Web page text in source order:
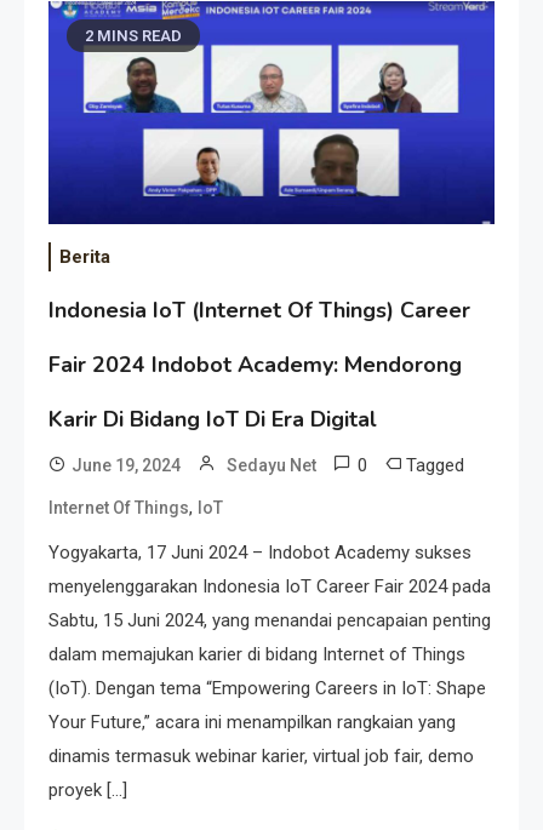
2 MINS READ
Berita
Indonesia IoT (Internet Of Things) Career
Fair 2024 Indobot Academy: Mendorong
Karir Di Bidang IoT Di Era Digital
June 19, 2024 Sedayu Net 0 Tagged
Internet Of Things, IoT
Yogyakarta, 17 Juni 2024 – Indobot Academy sukses
menyelenggarakan Indonesia IoT Career Fair 2024 pada
Sabtu, 15 Juni 2024, yang menandai pencapaian penting
dalam memajukan karier di bidang Internet of Things
(IoT). Dengan tema “Empowering Careers in IoT: Shape
Your Future,” acara ini menampilkan rangkaian yang
dinamis termasuk webinar karier, virtual job fair, demo
proyek […]